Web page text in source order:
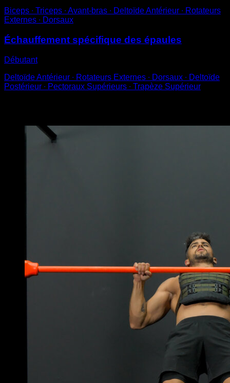
Biceps ∙ Triceps ∙ Avant-bras ∙ Deltoïde Antérieur ∙ Rotateurs
Externes ∙ Dorsaux
Échauffement spécifique des épaules
Débutant
Deltoïde Antérieur ∙ Rotateurs Externes ∙ Dorsaux ∙ Deltoïde
Postérieur ∙ Pectoraux Supérieurs ∙ Trapèze Supérieur